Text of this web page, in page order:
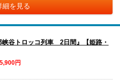
細を見る
峡谷トロッコ列車 2日間』【姫路・
円